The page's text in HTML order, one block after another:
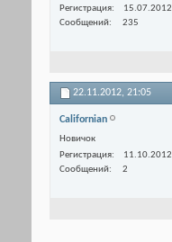
Регистрация
15.07.2012
Сообщений
235
22.11.2012, 21:05
Californian
Новичок
Регистрация
11.10.2012
Сообщений
2